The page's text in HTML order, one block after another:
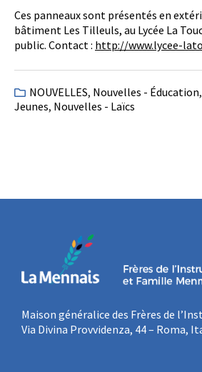
Ces panneaux sont présentés en
bâtiment Les Tilleuls, au Lycée La
public. Contact : http://www.lycee-
NOUVELLES, Nouvelles - Éducation,
Jeunes, Nouvelles - Laïcs
Maison généralice des Frères de
Via Divina Provvidenza, 44 – Roma,